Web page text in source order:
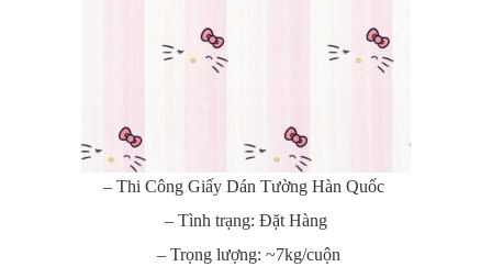
– Thi Công Giấy Dán Tường Hàn Quốc
– Tình trạng: Đặt Hàng
– Trọng lượng: ~7kg/cuộn